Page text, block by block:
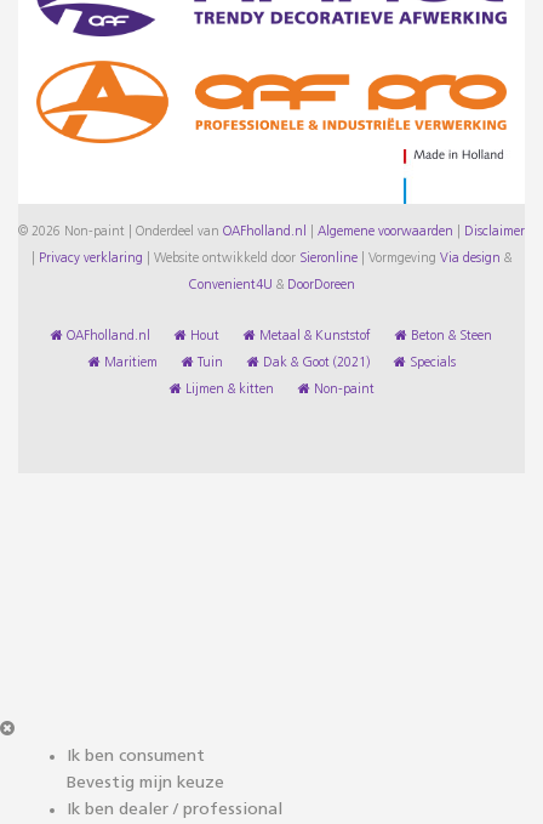
© 2026 Non-paint | Onderdeel van OAFholland.nl Algemene voorwaarden Disclaimer
Privacy verklaring Website ontwikkeld door Sieronline Vormgeving Via design &
Convenient4U & DoorDoreen
OAFholland.nl Hout Metaal & Kunststof Beton & Steen
Maritiem Tuin Dak & Goot (2021) Specials
Lijmen & kitten Non-paint
Ik ben consument
Bevestig mijn keuze
Ik ben dealer / professional